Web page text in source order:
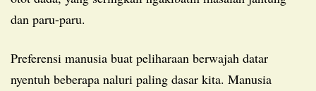
dan paru-paru.
Preferensi manusia buat peliharaan berwajah datar
nyentuh beberapa naluri paling dasar kita. Manusia